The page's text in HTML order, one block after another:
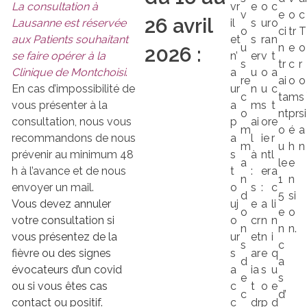
La consultation à
Lausanne est réservée
aux Patients souhaitant
se faire opérer à la
Clinique de Montchoisi.
En cas d’impossibilité de
vous présenter à la
consultation, nous vous
recommandons de nous
prévenir au minimum 48
h à l’avance et de nous
envoyer un mail.
Vous devez annuler
votre consultation si
vous présentez de la
fièvre ou des signes
évocateurs d’un covid
ou si vous êtes cas
contact ou positif.
26 avril
2026 :
vr
il
et
n’
a
ur
a
p
a
s
t
o
uj
o
ur
s
a
c
c
v
o
u
s
re
c
o
m
m
a
n
d
o
n
s
d
e
c
e
s
s
er
u
n
m
ai
l
à
:
s
e
cr
et
ar
ia
t
dr
o
ur
ra
v
o
u
s
or
ie
nt
er
:
a
n
n
e
s
o
p
c
o
n
t
a
c
t
e
r
l
a
c
li
n
i
q
u
e
d
e
ci
n
tr
ai
ta
nt
o
u
le
1
5
e
n
c
a
s
d’
o
tr
e
c
o
m
pr
é
h
e
n
si
o
n.
c
T
o
r
o
s
si
a
n